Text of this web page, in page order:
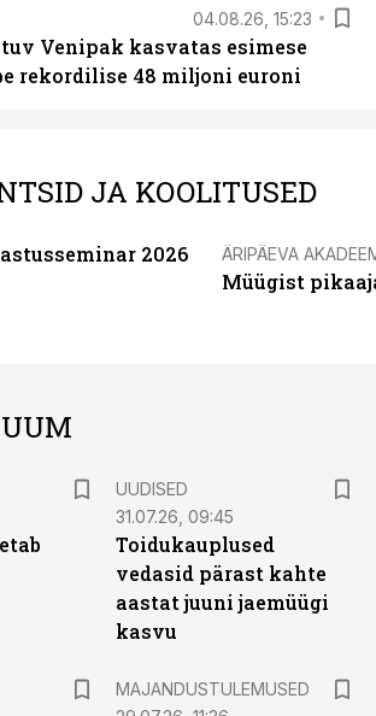
04.08.26, 15:23
Venipak kasvatas esimese
rekordilise 48 miljoni euroni
JA KOOLITUSED
2026 ÄRIPÄEVA
Müügist
UUDISED
31.07.26, 09:45
Toidukauplused
vedasid pärast kahte
aastat juuni jaemüügi
kasvu
MAJANDUSTULEMUSED